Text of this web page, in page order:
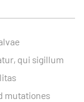
qui sigillum
mutationes